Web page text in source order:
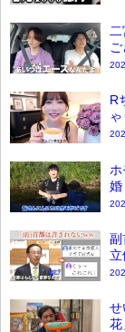
R
ゃ
婚
副
せ
花